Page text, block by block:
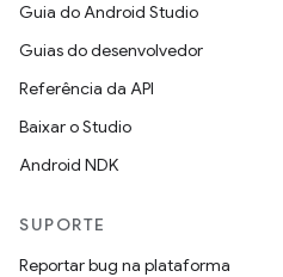
Guia do Android Studio
Guias do desenvolvedor
Referência da API
Baixar o Studio
Android NDK
SUPORTE
Reportar bug na plataforma